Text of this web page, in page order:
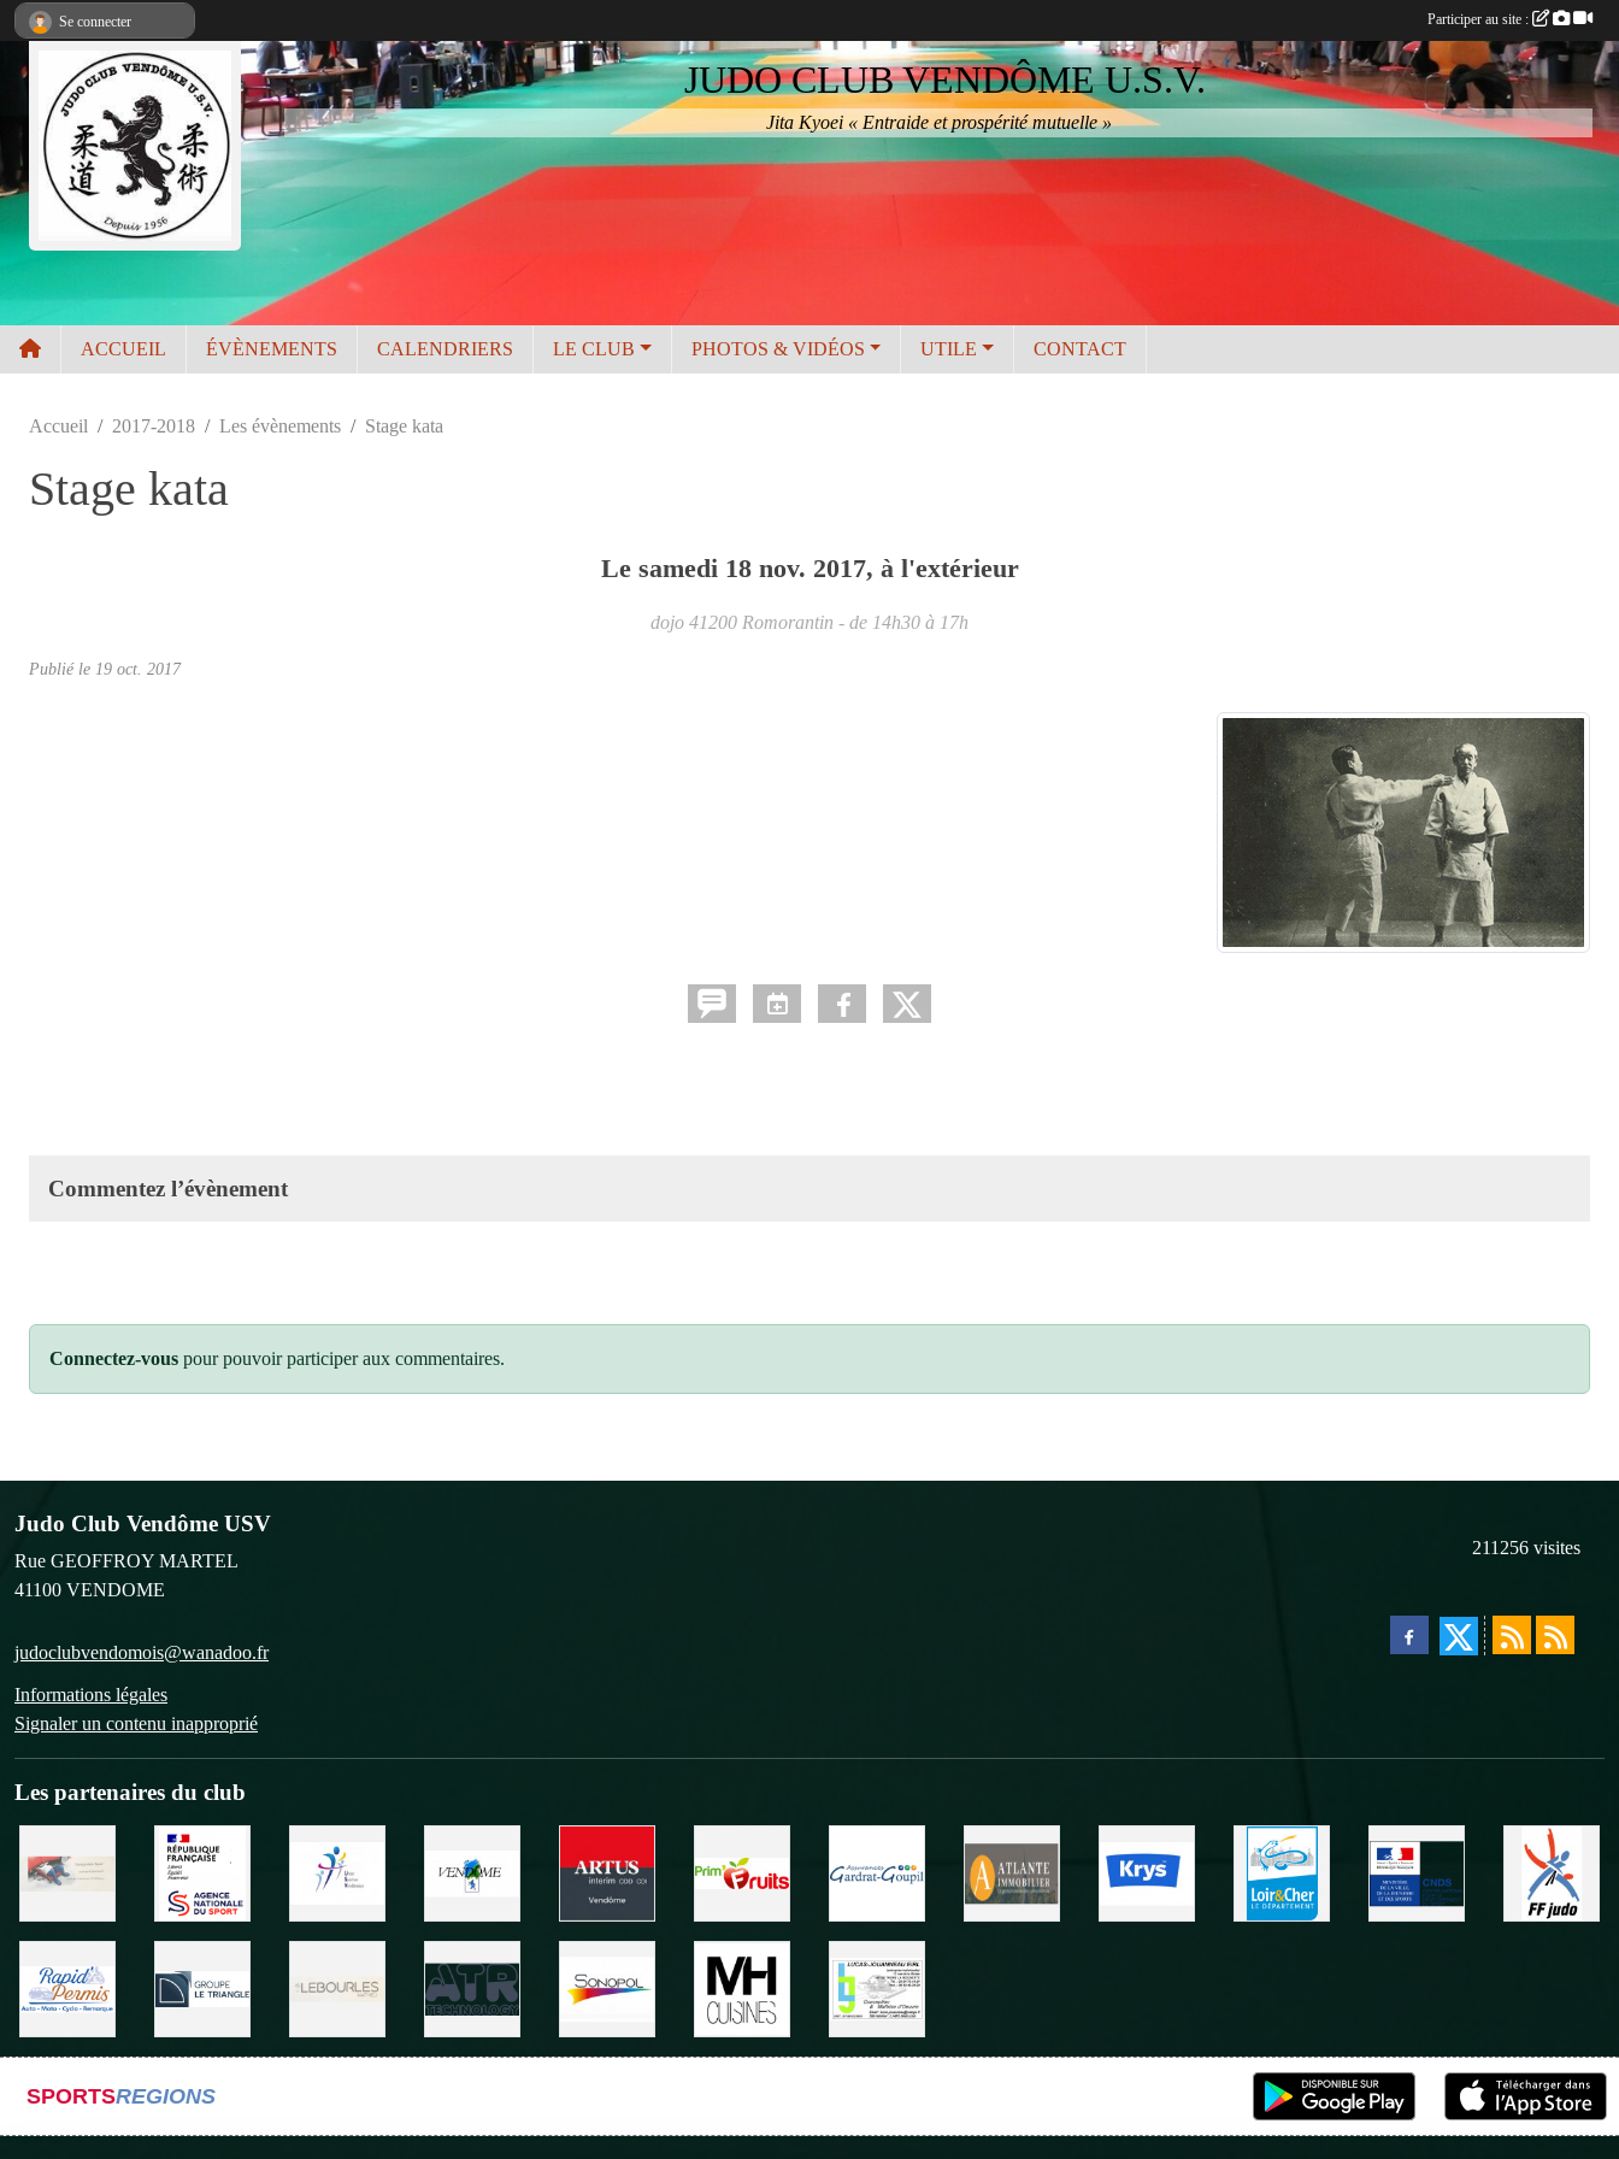
JUDO CLUB VENDÔME U.S.V.
Jita Kyoei « Entraide et prospérité mutuelle »
ACCUEIL ÉVÈNEMENTS CALENDRIERS LE CLUB PHOTOS & VIDÉOS UTILE CONTACT
Accueil 2017-2018 Les évènements Stage kata
Stage kata
Le samedi 18 nov. 2017, à l'extérieur
dojo 41200 Romorantin - de 14h30 à 17h
Publié le 19 oct. 2017
Commentez l’évènement
Connectez-vous pour pouvoir participer aux commentaires.
Judo Club Vendôme USV
Rue GEOFFROY MARTEL
41100 VENDOME
judoclubvendomois@wanadoo.fr
Informations légales
Signaler un contenu inapproprié
211256 visites
Les partenaires du club
SPORTSREGIONS
Se connecter Participer au site :
Panneau de gestion des cookies